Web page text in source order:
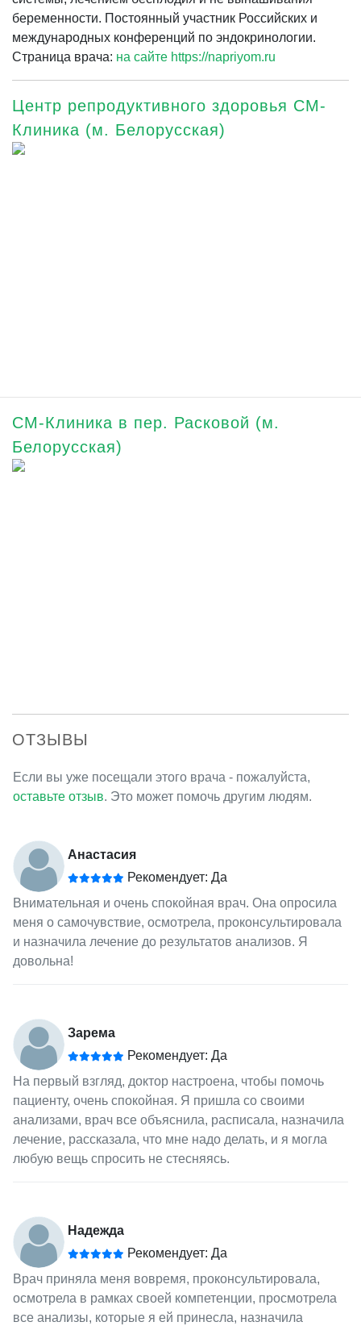
беременности. Постоянный участник Российских и
международных конференций по эндокринологии.
Страница врача: на сайте https://napriyom.ru
Центр репродуктивного здоровья СМ-
Клиника (м. Белорусская)
СМ-Клиника в пер. Расковой (м.
Белорусская)
ОТЗЫВЫ
Если вы уже посещали этого врача - пожалуйста,
оставьте отзыв. Это может помочь другим людям.
Анастасия
Рекомендует: Да
Внимательная и очень спокойная врач. Она опросила
меня о самочувствие, осмотрела, проконсультировала
и назначила лечение до результатов анализов. Я
довольна!
Зарема
Рекомендует: Да
На первый взгляд, доктор настроена, чтобы помочь
пациенту, очень спокойная. Я пришла со своими
анализами, врач все объяснила, расписала, назначила
лечение, рассказала, что мне надо делать, и я могла
любую вещь спросить не стесняясь.
Надежда
Рекомендует: Да
Врач приняла меня вовремя, проконсультировала,
осмотрела в рамках своей компетенции, просмотрела
все анализы, которые я ей принесла, назначила